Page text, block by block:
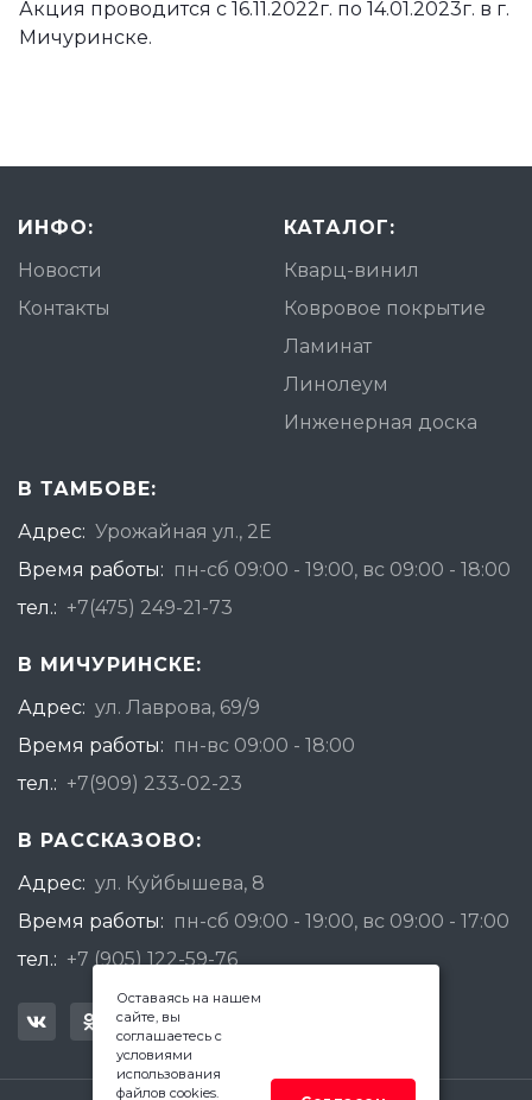
Акция проводится с 16.11.2022г. по 14.01.2023г. в г.
Мичуринске.
ИНФО:
Новости
Контакты
КАТАЛОГ:
Кварц-винил
Ковровое покрытие
Ламинат
Линолеум
Инженерная доска
В ТАМБОВЕ:
Адрес: Урожайная ул., 2Е
Время работы: пн-сб 09:00 - 19:00, вс 09:00 - 18:00
тел.: +7(475) 249-21-73
В МИЧУРИНСКЕ:
Адрес: ул. Лаврова, 69/9
Время работы: пн-вс 09:00 - 18:00
тел.: +7(909) 233-02-23
В РАССКАЗОВО:
Адрес: ул. Куйбышева, 8
Время работы: пн-сб 09:00 - 19:00, вс 09:00 - 17:00
тел.: +7 (905) 122-59-76
Оставаясь на нашем
сайте, вы
соглашаетесь с
условиями
использования
файлов cookies.